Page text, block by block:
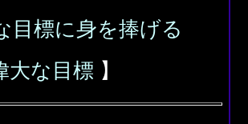
目標に身を捧げる
大な目標 】